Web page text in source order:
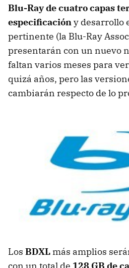
Blu-Ray de cuatro capas
especificación y desarrollo
pertinente (la Blu-Ray
presentarán con un nuevo
faltan varios meses para
quizá años, pero las
cambiarán respecto de lo
Los BDXL más amplios